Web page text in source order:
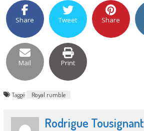
Share Tweet Share
Mail Print
Taggé Royal rumble
Rodrigue Tousignant